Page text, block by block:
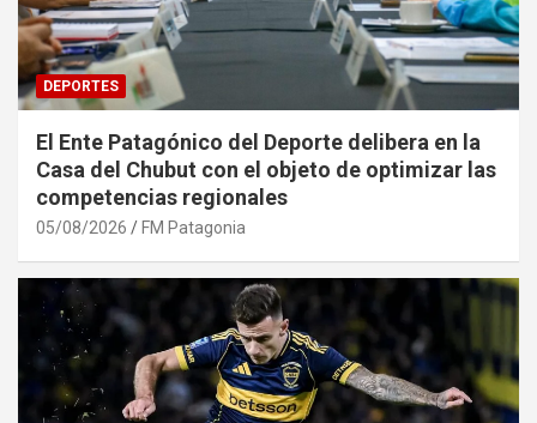
DEPORTES
El Ente Patagónico del Deporte delibera en la
Casa del Chubut con el objeto de optimizar las
competencias regionales
05/08/2026 FM Patagonia